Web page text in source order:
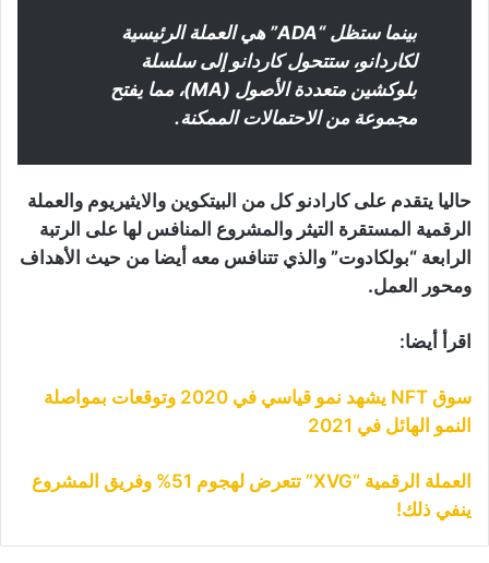
بينما ستظل “ADA” هي العملة الرئيسية
لكاردانو، ستتحول كاردانو إلى سلسلة
بلوكشين متعددة الأصول (MA)، مما يفتح
مجموعة من الاحتمالات الممكنة.
حاليا يتقدم على كارادنو كل من البيتكوين والايثيريوم والعملة
الرقمية المستقرة التيثر والمشروع المنافس لها على الرتبة
الرابعة “بولكادوت” والذي تتنافس معه أيضا من حيث الأهداف
ومحور العمل.
اقرأ أيضا:
سوق NFT يشهد نمو قياسي في 2020 وتوقعات بمواصلة
النمو الهائل في 2021
العملة الرقمية “XVG” تتعرض لهجوم 51% وفريق المشروع
ينفي ذلك!